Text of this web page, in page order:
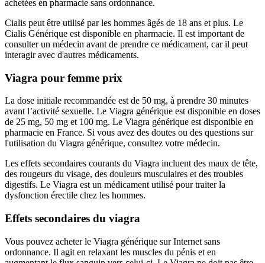
achetées en pharmacie sans ordonnance.
Cialis peut être utilisé par les hommes âgés de 18 ans et plus. Le
Cialis Générique est disponible en pharmacie. Il est important de
consulter un médecin avant de prendre ce médicament, car il peut
interagir avec d'autres médicaments.
Viagra pour femme prix
La dose initiale recommandée est de 50 mg, à prendre 30 minutes
avant l’activité sexuelle. Le Viagra générique est disponible en doses
de 25 mg, 50 mg et 100 mg. Le Viagra générique est disponible en
pharmacie en France. Si vous avez des doutes ou des questions sur
l'utilisation du Viagra générique, consultez votre médecin.
Les effets secondaires courants du Viagra incluent des maux de tête,
des rougeurs du visage, des douleurs musculaires et des troubles
digestifs. Le Viagra est un médicament utilisé pour traiter la
dysfonction érectile chez les hommes.
Effets secondaires du viagra
Vous pouvez acheter le Viagra générique sur Internet sans
ordonnance. Il agit en relaxant les muscles du pénis et en